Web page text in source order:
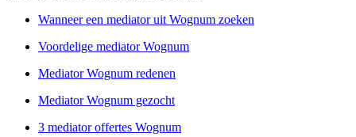
Wanneer een mediator uit Wognum zoeken
Voordelige mediator Wognum
Mediator Wognum redenen
Mediator Wognum gezocht
3 mediator offertes Wognum